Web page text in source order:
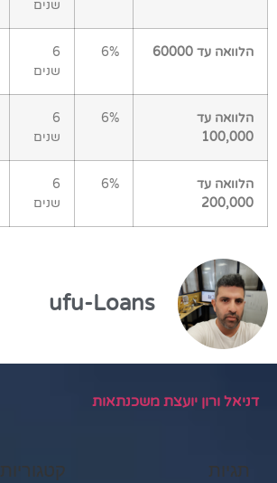
שנים
הלוואה עד 60000 6%
6
שנים
הלוואה עד
100,000
6%
6
שנים
הלוואה עד
200,000
6%
6
שנים
ufu-Loans
דניאל ורון יועצת משכנתאות
תגיות קטגוריות